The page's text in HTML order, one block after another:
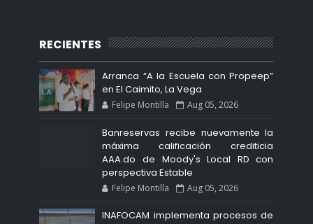
RECIENTES
Arranca “A la Escuela con Propeep”
en El Caimito, La Vega
Felipe Montilla Aug 05, 2026
Banreservas recibe nuevamente la
máxima calificación crediticia
AAA.do de Moody's Local RD con
perspectiva Estable
Felipe Montilla Aug 05, 2026
INAFOCAM implementa procesos de